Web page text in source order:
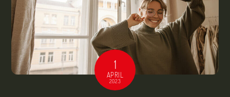
1
APRIL
2023